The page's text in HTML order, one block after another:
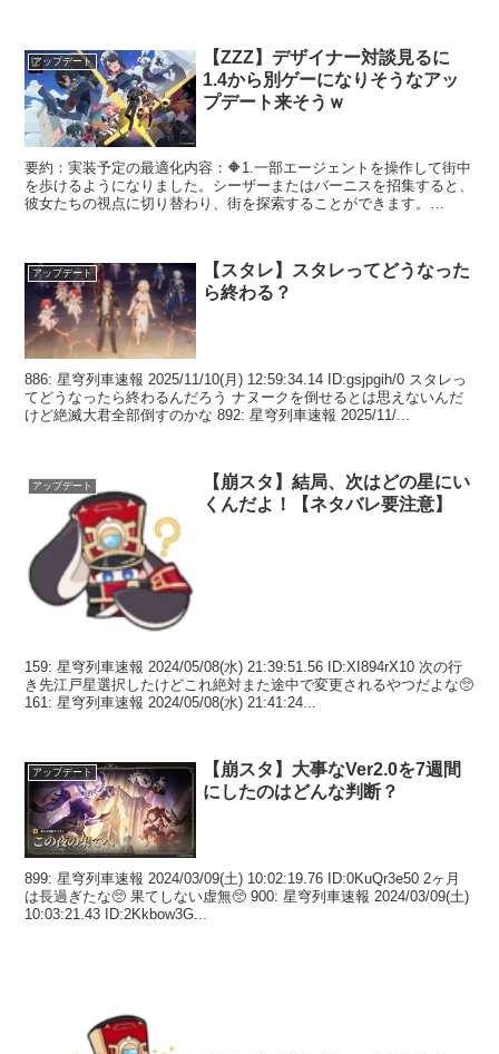
アップデート
【ZZZ】デザイナー対談見るに
1.4から別ゲーになりそうなアッ
プデート来そうｗ
要約：実装予定の最適化内容：🔶1.一部エージェントを操作して街中
を歩けるようになりました。シーザーまたはバーニスを招集すると、
彼女たちの視点に切り替わり、街を探索することができます。
アップデート
【スタレ】スタレってどうなった
ら終わる？
886: 星穹列車速報 2025/11/10(月) 12:59:34.14 ID:gsjpgih/0 スタレっ
てどうなったら終わるんだろう ナヌークを倒せるとは思えないんだ
けど絶滅大君全部倒すのかな 892: 星穹列車速報 2025/11/...
アップデート
【崩スタ】結局、次はどの星にい
くんだよ！【ネタバレ要注意】
159: 星穹列車速報 2024/05/08(水) 21:39:51.56 ID:XI894rX10 次の行
き先江戸星選択したけどこれ絶対また途中で変更されるやつだよな🥺
161: 星穹列車速報 2024/05/08(水) 21:41:24...
アップデート
【崩スタ】大事なVer2.0を7週間
にしたのはどんな判断？
899: 星穹列車速報 2024/03/09(土) 10:02:19.76 ID:0KuQr3e50 2ヶ月
は長過ぎたな🥺 果てしない虚無🥺 900: 星穹列車速報 2024/03/09(土)
10:03:21.43 ID:2Kkbow3G...